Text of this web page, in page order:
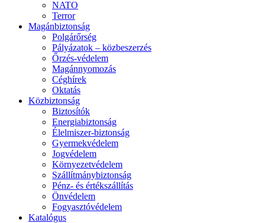
NATO
Terror
Magánbiztonság
Polgárőrség
Pályázatok – közbeszerzés
Őrzés-védelem
Magánnyomozás
Céghírek
Oktatás
Közbiztonság
Biztosítók
Energiabiztonság
Élelmiszer-biztonság
Gyermekvédelem
Jogvédelem
Környezetvédelem
Szállítmánybiztonság
Pénz- és értékszállítás
Önvédelem
Fogyasztóvédelem
Katalógus